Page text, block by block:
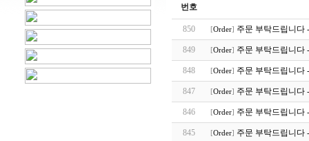
번호
850 [Order] 주문 부탁드립니다
849 [Order] 주문 부탁드립니다
848 [Order] 주문 부탁드립니다
847 [Order] 주문 부탁드립니다
846 [Order] 주문 부탁드립니다
845 [Order] 주문 부탁드립니다